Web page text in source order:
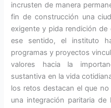
incrusten de manera
fin de construcción una
exigente y pida rendición de
ese sentido, el instituto
programas y proyectos
valores hacia la
sustantiva en la vida
los retos destacan el que
una integración paritaria